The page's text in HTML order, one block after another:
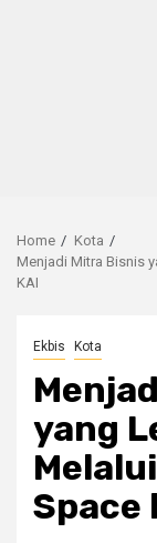
Home
Kota
Menjadi Mitra Bisnis
KAI
Ekbis Kota
yang
Space